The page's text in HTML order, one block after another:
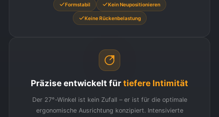
Formstabil Kein Neupositionieren
Keine Rückenbelastung
Präzise entwickelt für tiefere Intimität
Der 27°-Winkel ist kein Zufall – er ist für die optimale
ergonomische Ausrichtung konzipiert. Intensivierte